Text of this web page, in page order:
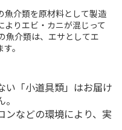
介類を原材料として製造
りエビ・カニが混じって
魚介類は、エサとしてエ
。
い「小道具類」はお届け
ンなどの環境により、実